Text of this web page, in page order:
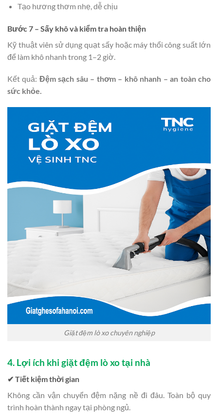
Tạo hương thơm nhẹ, dễ chịu
Bước 7 – Sấy khô và kiểm tra hoàn thiện
Kỹ thuật viên sử dụng quạt sấy hoặc máy thổi công suất lớn
để làm khô nhanh trong 1–2 giờ.
Kết quả: Đệm sạch sâu – thơm – khô nhanh – an toàn cho
sức khỏe.
Giặt đệm lò xo chuyên nghiệp
4. Lợi ích khi giặt đệm lò xo tại nhà
✔ Tiết kiệm thời gian
Không cần vận chuyển đệm nặng nề đi đâu. Toàn bộ quy
trình hoàn thành ngay tại phòng ngủ.